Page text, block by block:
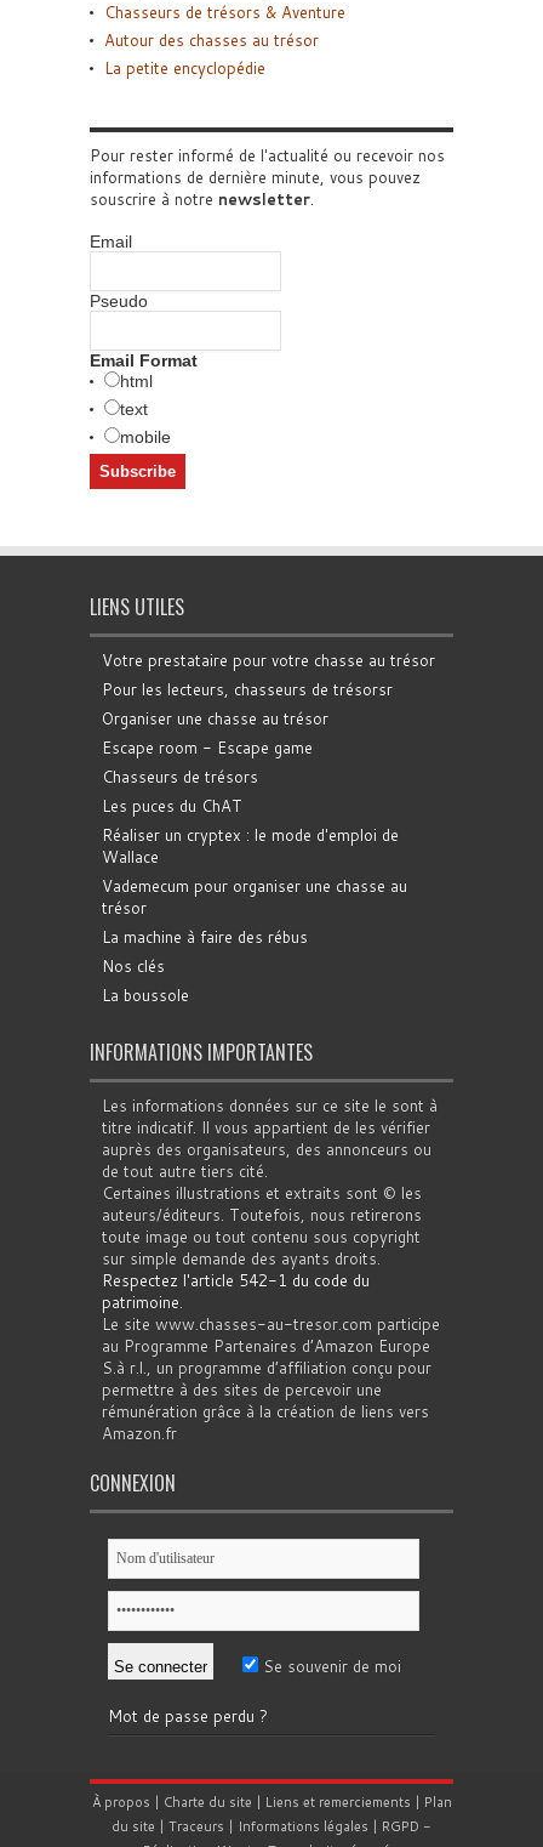
Chasseurs de trésors & Aventure
Autour des chasses au trésor
La petite encyclopédie
Pour rester informé de l'actualité ou recevoir nos
informations de dernière minute, vous pouvez
souscrire à notre newsletter.
Email
Pseudo
Email Format
html
text
mobile
LIENS UTILES
Votre prestataire pour votre chasse au trésor
Pour les lecteurs, chasseurs de trésorsr
Organiser une chasse au trésor
Escape room - Escape game
Chasseurs de trésors
Les puces du ChAT
Réaliser un cryptex : le mode d'emploi de
Wallace
Vademecum pour organiser une chasse au
trésor
La machine à faire des rébus
Nos clés
La boussole
INFORMATIONS IMPORTANTES
Les informations données sur ce site le sont à
titre indicatif. Il vous appartient de les vérifier
auprès des organisateurs, des annonceurs ou
de tout autre tiers cité.
Certaines illustrations et extraits sont © les
auteurs/éditeurs. Toutefois, nous retirerons
toute image ou tout contenu sous copyright
sur simple demande des ayants droits.
Respectez l'article 542-1 du code du
patrimoine.
Le site www.chasses-au-tresor.com participe
au Programme Partenaires d’Amazon Europe
S.à r.l., un programme d’affiliation conçu pour
permettre à des sites de percevoir une
rémunération grâce à la création de liens vers
Amazon.fr
CONNEXION
Se souvenir de moi
Mot de passe perdu ?
À propos | Charte du site | Liens et remerciements | Plan
du site | Traceurs | Informations légales | RGPD -